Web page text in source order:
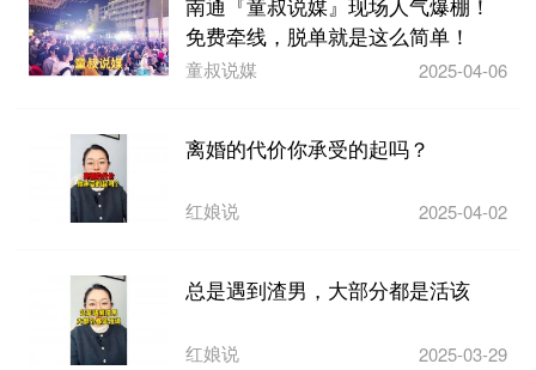
南通『童叔说媒』现场人气爆棚！
免费牵线，脱单就是这么简单！
童叔说媒 2025-04-06
离婚的代价你承受的起吗？
红娘说 2025-04-02
总是遇到渣男，大部分都是活该
红娘说 2025-03-29